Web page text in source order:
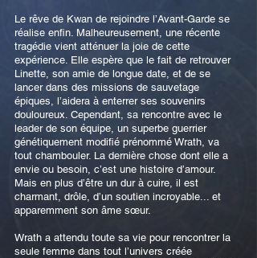
Le rêve de Kwan de rejoindre l’Avant-Garde se
réalise enfin. Malheureusement, une récente
tragédie vient atténuer la joie de cette
expérience. Elle espère que le fait de retrouver
Linette, son amie de longue date, et de se
lancer dans des missions de sauvetage
épiques, l’aidera à enterrer ses souvenirs
douloureux. Cependant, sa rencontre avec le
leader de son équipe, un superbe guerrier
génétiquement modifié prénommé Wrath, va
tout chambouler. La dernière chose dont elle a
envie ou besoin, c’est une histoire d’amour.
Mais en plus d’être un dur à cuire, il est
charmant, drôle, d’un soutien incroyable... et
apparemment son âme sœur.
Wrath a attendu toute sa vie pour rencontrer la
seule femme dans tout l’univers créée